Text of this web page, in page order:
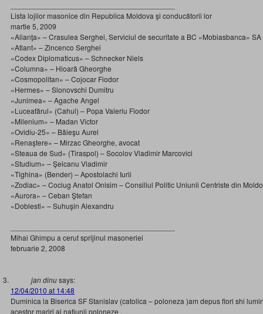
Lista lojilor masonice din Republica Moldova şi conducătorii lor
martie 5, 2009
«Alianţa» – Crasulea Serghei, Serviciul de securitate a BC «Mobiasbanca» SA
«Atlant» – Zincenco Serghei
«Codex Diplomaticus» – Schnecker Niels
«Columna» – Hioară Gheorghe
«Cosmopolitan» – Cojocar Fiodor
«Hermes» – Slonovschi Dumitru
«Junimea» – Agache Angel
«Luceafărul» (Cahul) – Popa Valeriu Fiodor
«Milenium» – Madan Victor
«Ovidiu-25» – Băieşu Aurel
«Renaştere» – Mirzac Gheorghe, avocat
«Steaua de Sud» (Tiraspol) – Socolov Vladimir Marcovici
«Studium» – Şeicanu Vladimir
«Tighina» (Bender) – Apostolachi Iurii
«Zodiac» – Cociug Anatol Onisim – Consiliul Politic Uniunii Centriste din
«Aurora» – Ceban Ştefan
«Doblesti» – Suhuşin Alexandru
Mihai Ghimpu a cerut sprijinul masoneriei
februarie 2, 2008
jan dinusays:
12/04/2010 at 14:48
Duminica la Biserica SF Stanislav (catolica – poloneza )am depus flori shi
acestor mariri ai natiunii poloneze ,